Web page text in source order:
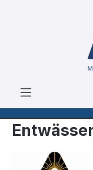
Zum Hauptinhalt